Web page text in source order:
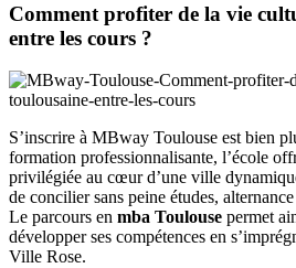
Comment profiter de la vie
entre les cours ?
S’inscrire à MBway Toulouse est bien
formation professionnalisante, l’école
privilégiée au cœur d’une ville
de concilier sans peine études,
Le parcours en mba Toulouse permet
développer ses compétences en
Ville Rose.